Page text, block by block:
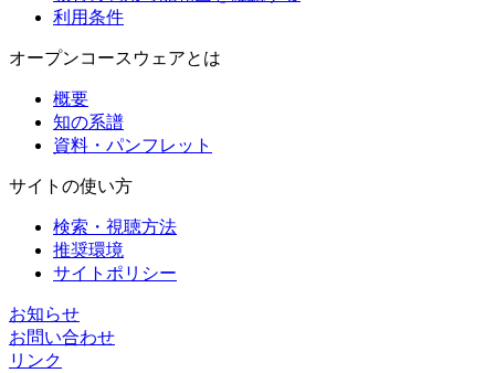
利用条件
オープンコースウェアとは
概要
知の系譜
資料・パンフレット
サイトの使い方
検索・視聴方法
推奨環境
サイトポリシー
お知らせ
お問い合わせ
リンク